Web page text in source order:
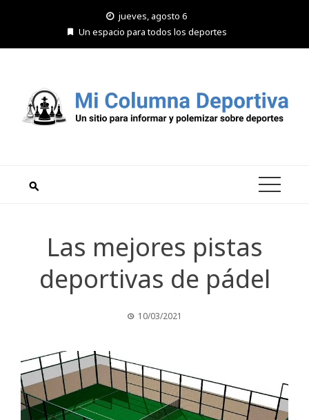
jueves, agosto 6
Un espacio para todos los deportes
Las mejores pistas
deportivas de pádel
10/03/2021